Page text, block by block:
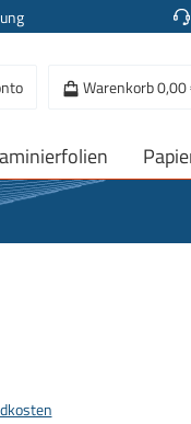
Warenkorb0,00